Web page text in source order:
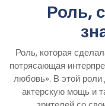
Роль,
Роль, которая
потрясающая
любовь». В этой
актерскую мощь и